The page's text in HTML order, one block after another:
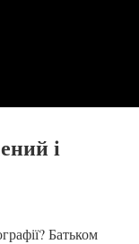
і
Батьком